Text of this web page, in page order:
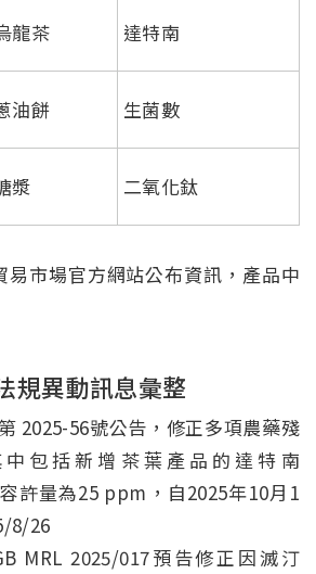
龍茶 達特南
油餅 生菌數
漿 二氧化鈦
易市場官方網站公布資訊，產品中
規異動訊息彙整
2025-56號公告，修正多項農藥殘
包括新增茶葉產品的達特南
許量為25 ppm，自2025年10月1
8/26
MRL 2025/017預告修正因滅汀